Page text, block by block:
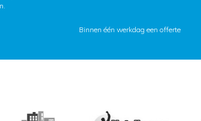
.
Binnen één werkdag een offerte